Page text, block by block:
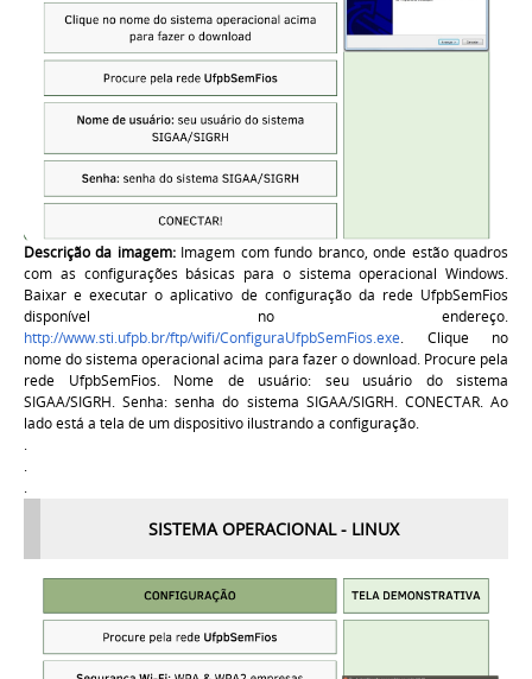
Descrição da imagem: Imagem com fundo branco, onde estão quadros
com as configurações básicas para o sistema operacional Windows.
Baixar e executar o aplicativo de configuração da rede UfpbSemFios
disponível no endereço.
http://www.sti.ufpb.br/ftp/wifi/ConfiguraUfpbSemFios.exe. Clique no
nome do sistema operacional acima para fazer o download. Procure pela
rede UfpbSemFios. Nome de usuário: seu usuário do sistema
SIGAA/SIGRH. Senha: senha do sistema SIGAA/SIGRH. CONECTAR. Ao
lado está a tela de um dispositivo ilustrando a configuração.
.
.
.
SISTEMA OPERACIONAL - LINUX